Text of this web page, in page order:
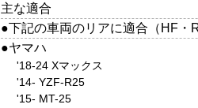
主な適合
●下記の車両のリアに適合（HF・
●ヤマハ
'18-24 Xマックス
'14- YZF-R25
'15- MT-25